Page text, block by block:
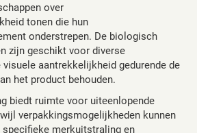
over
tonen die hun
onderstrepen. De biologisch
zijn geschikt voor diverse
aantrekkelijkheid gedurende de
het product behouden.
biedt ruimte voor uiteenlopende
verpakkingsmogelijkheden kunnen
merkuitstraling en